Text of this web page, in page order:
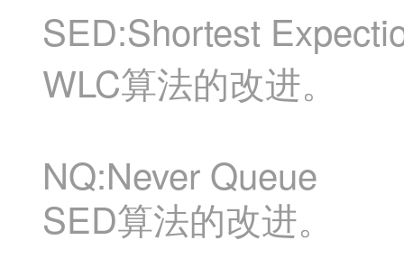
SED:Shortest
WLC算法的改进。
NQ:Never Queue
SED算法的改进。